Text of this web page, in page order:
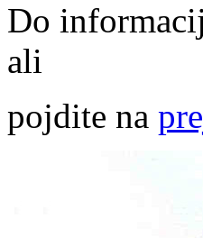
Do
ali
pojdite na